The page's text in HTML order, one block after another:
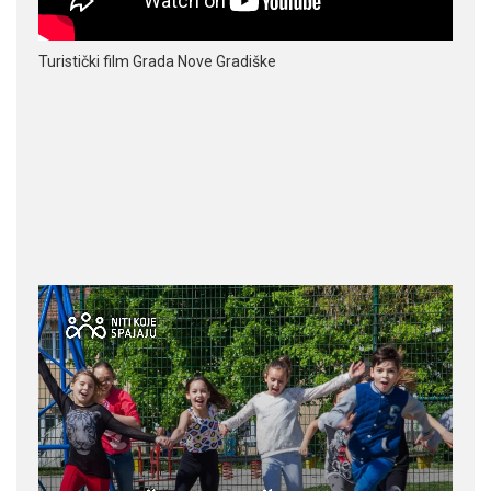
Turistički film Grada Nove Gradiške